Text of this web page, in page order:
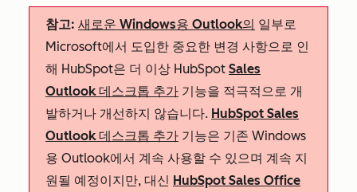
참고: 새로운 Windows용 Outlook의 일부로
Microsoft에서 도입한 중요한 변경 사항으로 인
해 HubSpot은 더 이상 HubSpot Sales
Outlook 데스크톱 추가 기능을 적극적으로 개
발하거나 개선하지 않습니다. HubSpot Sales
Outlook 데스크톱 추가 기능은 기존 Windows
용 Outlook에서 계속 사용할 수 있으며 계속 지
원될 예정이지만, 대신 HubSpot Sales Office